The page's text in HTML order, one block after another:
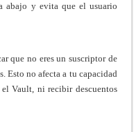
abajo y evita que el usuario
que no eres un suscriptor de
Esto no afecta a tu capacidad
Vault, ni recibir descuentos